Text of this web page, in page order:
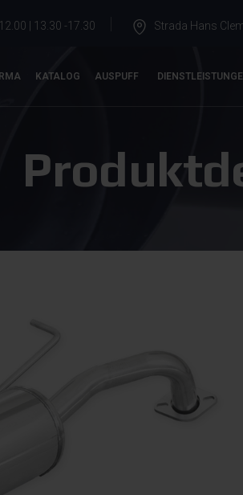
| 13.30 -17.30 Strada Hans
KATALOG AUSPUFF